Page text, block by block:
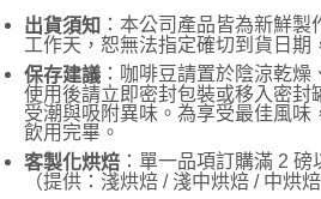
出貨須知 ：本公司產品皆為新鮮
工作天，恕無法指定確切到貨日期
保存建議 ：咖啡豆請置於陰涼乾燥
使用後請立即密封包裝或移入密封
受潮與吸附異味。為享受最佳風味
飲用完畢。
客製化烘焙 ：單一品項訂購滿 2
（提供：淺烘焙 / 淺中烘焙 / 中烘